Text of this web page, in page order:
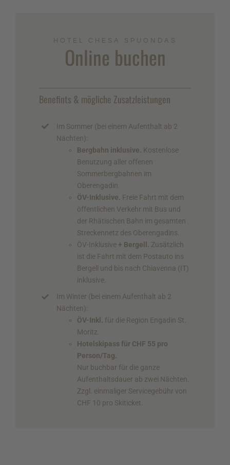
HOTEL CHESA SPUONDAS
Online buchen
Benefints & mögliche Zusatzleistungen
Im Sommer (bei einem Aufenthalt ab 2
Nächten):
Bergbahn inklusive. Kostenlose
Benutzung aller offenen
Sommerbergbahnen im
Oberengadin.
ÖV-Inklusive. Freie Fahrt mit dem
öffentlichen Verkehr mit Bus und
der Rhätischen Bahn im gesamten
Streckennetz des Oberengadins.
ÖV-Inklusive + Bergell. Zusätzlich
ist die Fahrt mit dem Postauto ins
Bergell und bis nach Chiavenna (IT)
inklusive.
Im Winter (bei einem Aufenthalt ab 2
Nächten):
ÖV-Inkl. für die Region Engadin St.
Moritz.
Hotelskipass für CHF 55 pro
Person/Tag.
Nur buchbar für die ganze
Aufenthaltsdauer ab zwei Nächten.
Zzgl. einmaliger Servicegebühr von
CHF 10 pro Skiticket.